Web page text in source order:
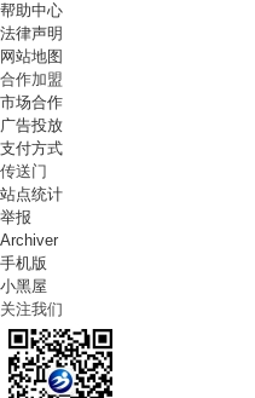
帮助中心
法律声明
网站地图
合作加盟
市场合作
广告投放
支付方式
传送门
站点统计
举报
Archiver
手机版
小黑屋
关注我们